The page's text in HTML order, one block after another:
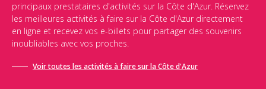
principaux prestataires d'activités sur la Côte d'Azur. Réservez
les meilleures activités à faire sur la Côte d'Azur directement
en ligne et recevez vos e-billets pour partager des souvenirs
inoubliables avec vos proches.
Voir toutes les activités à faire sur la Côte d'Azur